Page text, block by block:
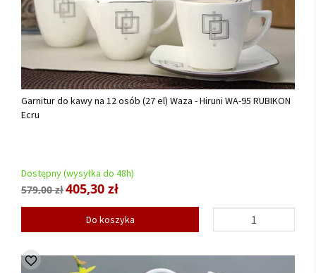
Garnitur do kawy na 12 osób (27 el) Waza - Hiruni WA-95 RUBIKON
Ecru
Dostępny (wysyłka do 48h)
579,00 zł405,30 zł
Do koszyka